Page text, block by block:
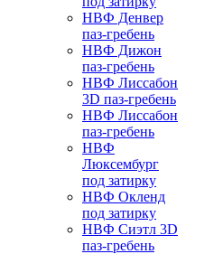
НВФ Денвер
паз-гребень
НВФ Дижон
паз-гребень
НВФ Лиссабон
3D паз-гребень
НВФ Лиссабон
паз-гребень
НВФ
Люксембург
под затирку
НВФ Окленд
под затирку
НВФ Сиэтл 3D
паз-гребень